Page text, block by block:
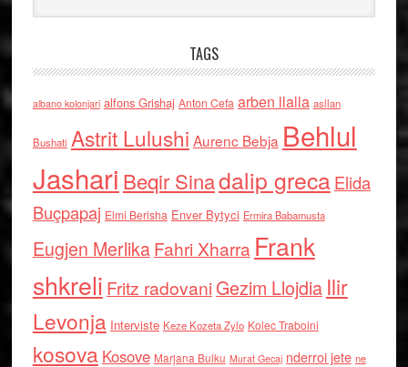
TAGS
albano kolonjari alfons Grishaj Anton Cefa arben llalla asllan
Bushati Astrit Lulushi Aurenc Bebja Behlul
Jashari Beqir Sinadalip grecaElida
Buçpapaj Elmi Berisha Enver Bytyci Ermira Babamusta
Eugjen MerlikaFahri Xharra Frank
shkreli Fritz radovaniGezim Llojdia Ilir
Levonja Interviste Keze Kozeta Zylo Kolec Traboini
kosova Kosove Marjana Bulku Murat Gecaj nderroi jete ne